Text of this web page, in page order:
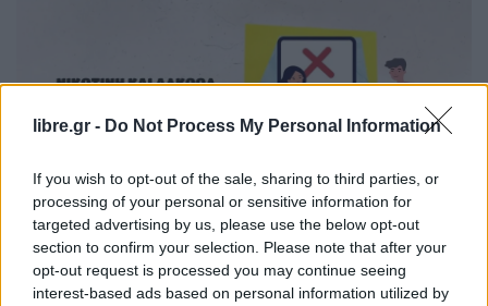
libre.gr - Do Not Process My Personal Information
If you wish to opt-out of the sale, sharing to third parties, or
processing of your personal or sensitive information for
targeted advertising by us, please use the below opt-out
section to confirm your selection. Please note that after your
opt-out request is processed you may continue seeing
interest-based ads based on personal information utilized by